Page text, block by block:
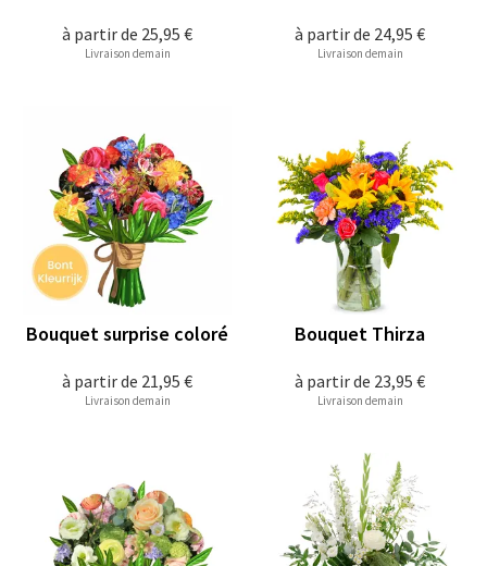
à partir de 25,95 €
Livraison demain
à partir de 24,95 €
Livraison demain
à partir de 21,95 €
Bouquet surprise coloré
Livraison demain
à partir de 23,95 €
Bouquet Thirza
Livraison demain